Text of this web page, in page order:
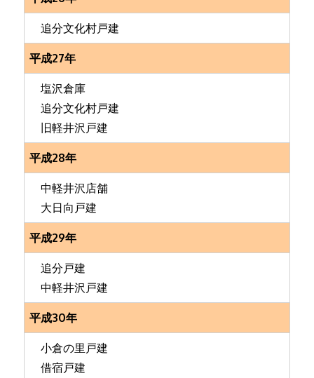
追分文化村戸建
平成27年
塩沢倉庫
追分文化村戸建
旧軽井沢戸建
平成28年
中軽井沢店舗
大日向戸建
平成29年
追分戸建
中軽井沢戸建
平成30年
小倉の里戸建
借宿戸建